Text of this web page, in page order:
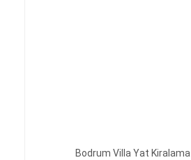
Bodrum Villa Yat Kiralama